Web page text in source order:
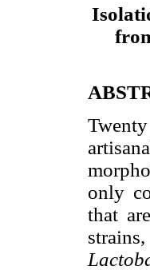
only
that